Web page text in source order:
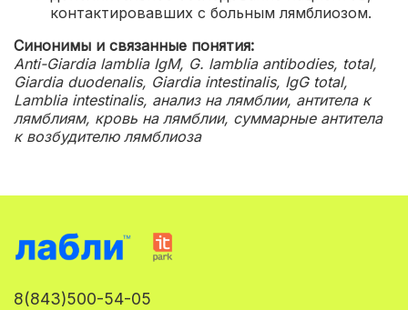
контактировавших с больным лямблиозом.
Синонимы и связанные понятия:
Anti-Giardia lamblia IgM, G. lamblia antibodies, total,
Giardia duodenalis, Giardia intestinalis, IgG total,
Lamblia intestinalis, анализ на лямблии, антитела к
лямблиям, кровь на лямблии, суммарные антитела
к возбудителю лямблиоза
8(843)500-54-05